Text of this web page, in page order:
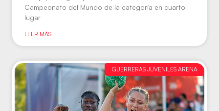
Campeonato del Mundo de la categoría en cuarto
lugar
LEER MÁS
GUERRERAS JUVENILES ARENA